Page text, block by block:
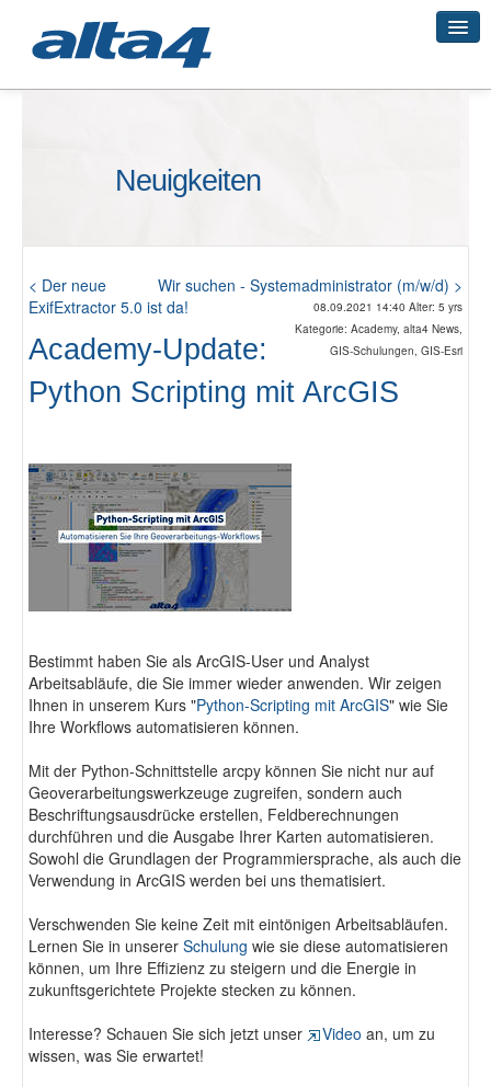
Geo-Cloud
Smart City
Neuigkeiten
Wir suchen - Systemadministrator (m/w/d) >
< Der neue
ExifExtractor 5.0 ist da!
08.09.2021 14:40 Alter: 5 yrs
Kategorie: Academy, alta4 News,
GIS-Schulungen, GIS-Esri
Academy-Update:
Python Scripting mit ArcGIS
Bestimmt haben Sie als ArcGIS-User und Analyst
Arbeitsabläufe, die Sie immer wieder anwenden. Wir zeigen
Ihnen in unserem Kurs "Python-Scripting mit ArcGIS" wie Sie
Ihre Workflows automatisieren können.
Mit der Python-Schnittstelle arcpy können Sie nicht nur auf
Geoverarbeitungswerkzeuge zugreifen, sondern auch
Beschriftungsausdrücke erstellen, Feldberechnungen
durchführen und die Ausgabe Ihrer Karten automatisieren.
Sowohl die Grundlagen der Programmiersprache, als auch die
Verwendung in ArcGIS werden bei uns thematisiert.
Verschwenden Sie keine Zeit mit eintönigen Arbeitsabläufen.
Lernen Sie in unserer Schulung wie sie diese automatisieren
können, um Ihre Effizienz zu steigern und die Energie in
zukunftsgerichtete Projekte stecken zu können.
Interesse? Schauen Sie sich jetzt unser
Video an, um zu
wissen, was Sie erwartet!